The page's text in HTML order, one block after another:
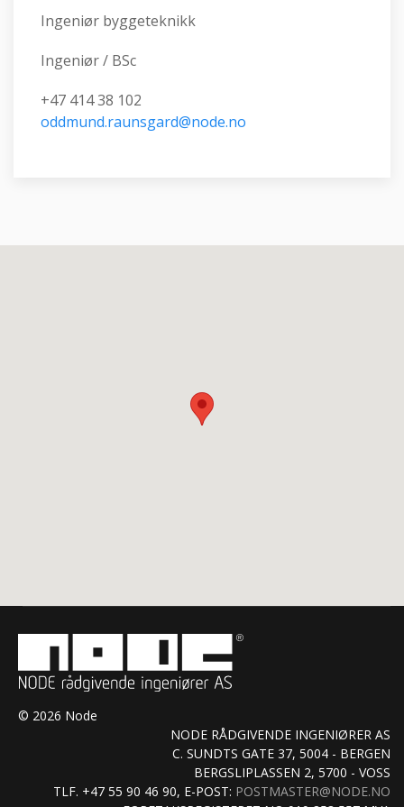
Ingeniør byggeteknikk
Ingeniør / BSc
+47 414 38 102
oddmund.raunsgard@node.no
© 2026 Node
NODE RÅDGIVENDE INGENIØRER AS
C. SUNDTS GATE 37, 5004 - BERGEN
BERGSLIPLASSEN 2, 5700 - VOSS
TLF. +47 55 90 46 90, E-POST: POSTMASTER@NODE.NO